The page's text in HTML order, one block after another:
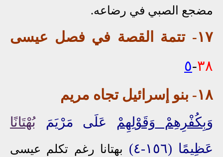
مضجع الصبي في رضاعه.
١٧- تتمة القصة في فصل عيسى
٣٨-٥
١٨- بنو إسرائيل تجاه مريم
وَبِكُفْرِهِمْ وَقَوْلِهِمْ عَلَى مَرْيَمَ بُهْتَانًا
عَظِيمًا (١٥٦-٤)
بهتانا رغم تكلم عيسى